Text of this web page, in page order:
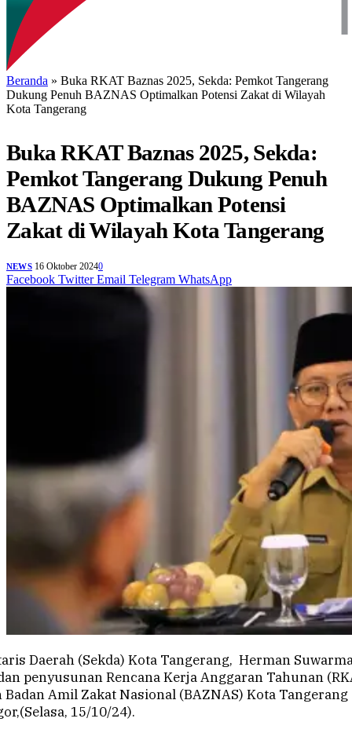
Beranda » Buka RKAT Baznas 2025, Sekda: Pemkot Tangerang
Dukung Penuh BAZNAS Optimalkan Potensi Zakat di Wilayah
Kota Tangerang
Buka RKAT Baznas 2025, Sekda:
Pemkot Tangerang Dukung Penuh
BAZNAS Optimalkan Potensi
Zakat di Wilayah Kota Tangerang
NEWS 16 Oktober 20240
Facebook Twitter Email Telegram WhatsApp
Daerah (Sekda) Kota Tangerang, Herman
penyusunan Rencana Kerja Anggaran Tahunan
Amil Zakat Nasional (BAZNAS) Kota
15/10/24).